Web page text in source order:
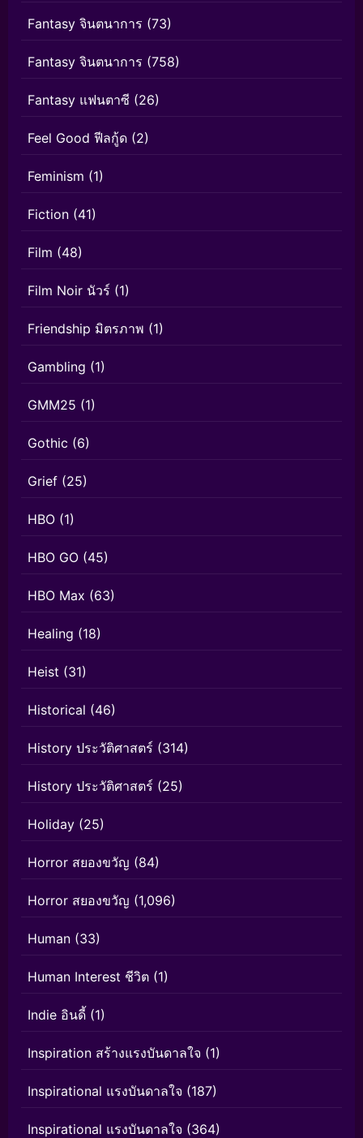
Fantasy จินตนาการ (73)
Fantasy จินตนาการ (758)
Fantasy แฟนตาซี (26)
Feel Good ฟีลกู้ด (2)
Feminism (1)
Fiction (41)
Film (48)
Film Noir นัวร์ (1)
Friendship มิตรภาพ (1)
Gambling (1)
GMM25 (1)
Gothic (6)
Grief (25)
HBO (1)
HBO GO (45)
HBO Max (63)
Healing (18)
Heist (31)
Historical (46)
History ประวัติศาสตร์ (314)
History ประวัติศาสตร์ (25)
Holiday (25)
Horror สยองขวัญ (84)
Horror สยองขวัญ (1,096)
Human (33)
Human Interest ชีวิต (1)
Indie อินดี้ (1)
Inspiration สร้างแรงบันดาลใจ (1)
Inspirational แรงบันดาลใจ (187)
Inspirational แรงบันดาลใจ (364)